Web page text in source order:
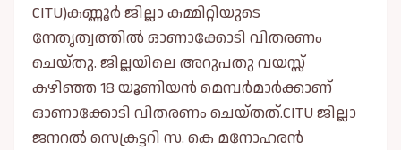
CITU)കണ്ണൂർ ജില്ലാ കമ്മിറ്റിയുടെ
നേതൃത്വത്തിൽ ഓണാക്കോടി വിതരണം
ചെയ്തു. ജില്ലയിലെ അറുപതു വയസ്സ്
കഴിഞ്ഞ 18 യൂണിയൻ മെമ്പർമാർക്കാണ്
ഓണാക്കോടി വിതരണം ചെയ്തത്.CITU ജില്ലാ
ജനറൽ സെക്രട്ടറി സ. കെ മനോഹരൻ